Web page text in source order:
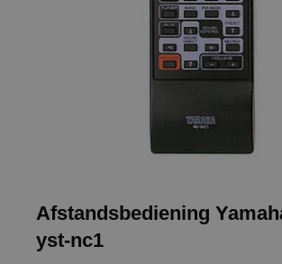
Afstandsbediening
yst-nc1